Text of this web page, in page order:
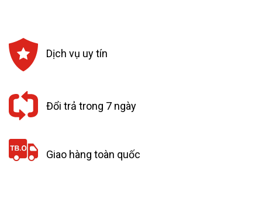
Dịch vụ uy tín
Đổi trả trong 7 ngày
Giao hàng toàn quốc